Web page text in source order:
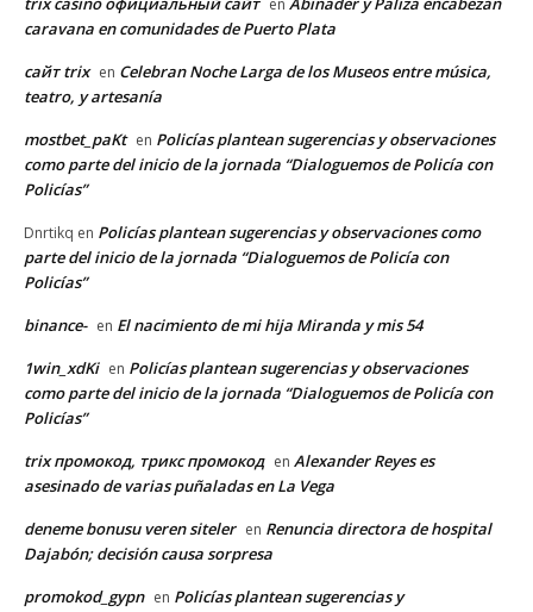
caravana en comunidades de Puerto Plata
сайт trix en Celebran Noche Larga de los Museos entre música,
teatro, y artesanía
mostbet_paKt en Policías plantean sugerencias y observaciones
como parte del inicio de la jornada “Dialoguemos de Policía con
Policías”
Dnrtikq en Policías plantean sugerencias y observaciones como
parte del inicio de la jornada “Dialoguemos de Policía con
Policías”
binance- en El nacimiento de mi hija Miranda y mis 54
1win_xdKi en Policías plantean sugerencias y observaciones
como parte del inicio de la jornada “Dialoguemos de Policía con
Policías”
trix промокод, трикс промокод en Alexander Reyes es
asesinado de varias puñaladas en La Vega
deneme bonusu veren siteler en Renuncia directora de hospital
Dajabón; decisión causa sorpresa
promokod_gypn en Policías plantean sugerencias y